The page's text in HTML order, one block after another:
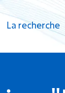
La recherche